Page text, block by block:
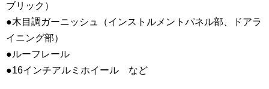
ブリック）
●木目調ガーニッシュ（インストルメントパネル部、ドアラ
イニング部）
●ルーフレール
●16インチアルミホイール など